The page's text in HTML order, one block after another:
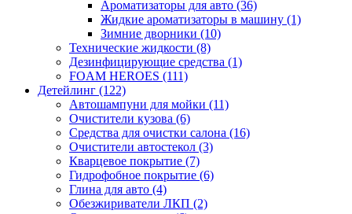
Ароматизаторы для авто (36)
Жидкие ароматизаторы в машину (1)
Зимние дворники (10)
Технические жидкости (8)
Дезинфицирующие средства (1)
FOAM HEROES (111)
Детейлинг (122)
Автошампуни для мойки (11)
Очистители кузова (6)
Средства для очистки салона (16)
Очистители автостекол (3)
Кварцевое покрытие (7)
Гидрофобное покрытие (6)
Глина для авто (4)
Обезжириватели ЛКП (2)